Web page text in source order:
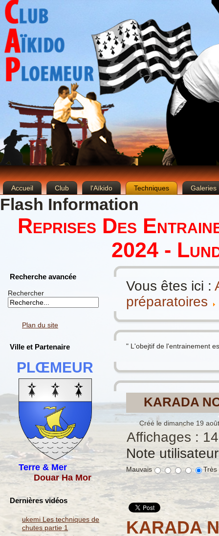
Accueil Club l'Aïkido Techniques Galeries
Flash Information
Reprises Des
2024 -
Recherche avancée
Rechercher
Plan du site
Ville et Partenaire
PLŒMEUR
Terre & Mer
Douar Ha Mor
Dernières vidéos
ukemi Les techniques de
chutes partie 1
Vous êtes ici :
préparatoires
" L'obejtif de l'entrainement
KARADA
Créé le dimanche 19
Affichages :
Note
Mauvais
KARADA